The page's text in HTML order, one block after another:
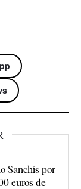
Sanchís por
euros de